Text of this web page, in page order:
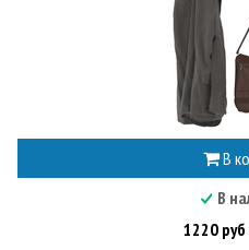
В
В
1220 руб